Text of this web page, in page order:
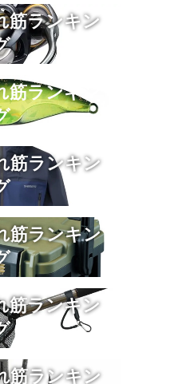
筋ランキン
筋ランキン
筋ランキン
筋ランキン
筋ランキン
筋ランキン